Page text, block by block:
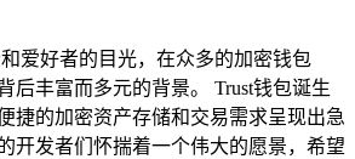
爱好者的目光，在众多的加密钱包
后丰富而多元的背景。 Trust钱包诞生
捷的加密资产存储和交易需求呈现出急
开发者们怀揣着一个伟大的愿景，希望